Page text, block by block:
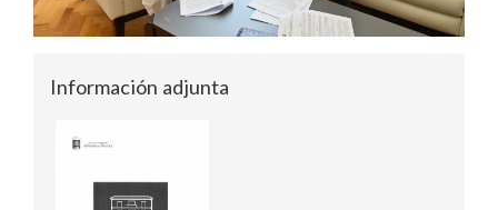
Información adjunta